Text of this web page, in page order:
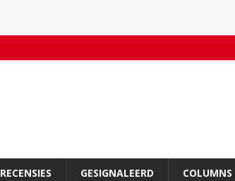
RECENSIES GESIGNALEERD COLUMNS